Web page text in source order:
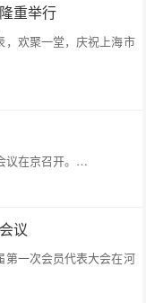
重举行
，欢聚一堂，庆祝上海市
议在京召开。…
议
第一次会员代表大会在河